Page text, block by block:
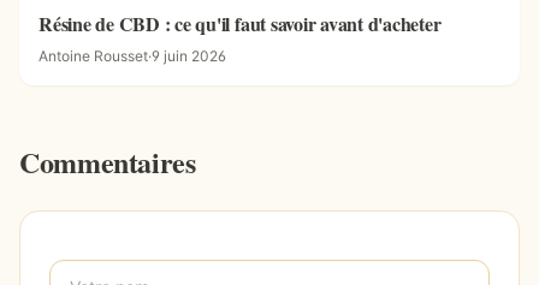
Résine de CBD : ce qu'il faut savoir avant d'acheter
Antoine Rousset·9 juin 2026
Commentaires